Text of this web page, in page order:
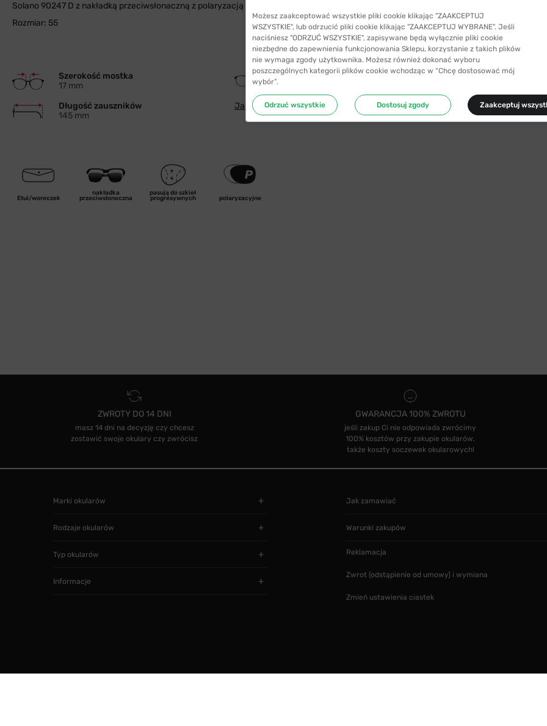
Solano 90247 D z nakładką przeciwsłonaczną z polaryzacją
Rozmiar: 55
Szerokość mostka
17 mm
Szerokość szkła
Długość zauszników
145 mm
Jak wybrać odpowiedni rozmiar
Etui/woreczek
nakładka
przeciwsłoneczna
pasują do szkieł
progresywnych polaryzacyjne
ZWROTY DO 14 DNI
masz 14 dni na decyzję czy chcesz
zostawić swoje okulary czy zwrócisz
GWARANCJA 100% ZWROTU
jeśli zakup Ci nie odpowiada zwrócimy
100% kosztów przy zakupie okularów,
także koszty soczewek okularowych!
Marki okularów
Rodzaje okularów
Typ okularów
Informacje
Jak zamawiać
Warunki zakupów
Reklamacja
Zwrot (odstąpienie od umowy) i wymiana
Zmień ustawienia ciastek
Możesz zaakceptować wszystkie pliki cookie klikając "ZAAKCEPTUJ
WSZYSTKIE", lub odrzucić pliki cookie klikając "ZAAKCEPTUJ WYBRANE". Jeśli
naciśniesz "ODRZUĆ WSZYSTKIE", zapisywane będą wyłącznie pliki cookie
niezbędne do zapewnienia funkcjonowania Sklepu, korzystanie z takich plików
nie wymaga zgody użytkownika. Możesz również dokonać wyboru
poszczególnych kategorii plików cookie wchodząc w “Chcę dostosować mój
wybór”.
Odrzuć wszystkie Dostosuj zgody Zaakceptuj